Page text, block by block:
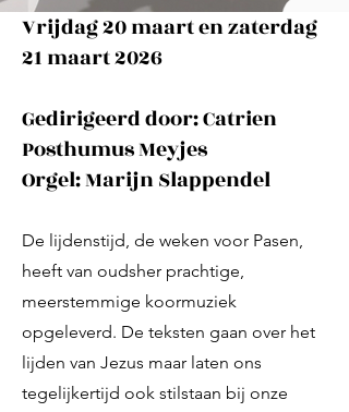
Vrijdag 20 maart en zaterdag
21 maart 2026
Gedirigeerd door: Catrien
Posthumus Meyjes​​​​​​​
Orgel: Marijn Slappendel
De lijdenstijd, de weken voor Pasen,
heeft van oudsher prachtige,
meerstemmige koormuziek
opgeleverd. De teksten gaan over het
lijden van Jezus maar laten ons
tegelijkertijd ook stilstaan bij onze